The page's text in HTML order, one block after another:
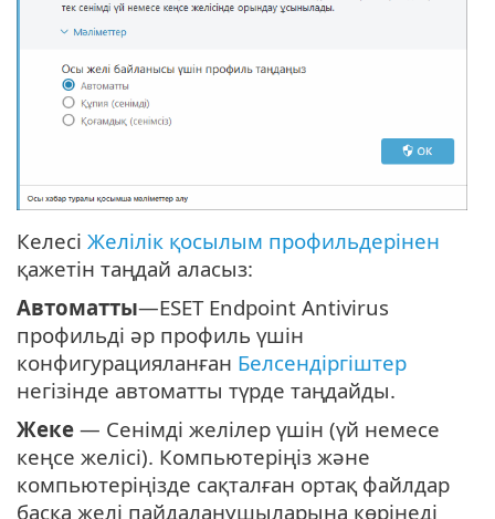
Келесі Желілік қосылым профильдерінен
қажетін таңдай аласыз:
Автоматты—ESET Endpoint Antivirus
профильді әр профиль үшін
конфигурацияланған Белсендіргіштер
негізінде автоматты түрде таңдайды.
Жеке — Сенімді желілер үшін (үй немесе
кеңсе желісі). Компьютеріңіз және
компьютеріңізде сақталған ортақ файлдар
басқа желі пайдаланушыларына көрінеді